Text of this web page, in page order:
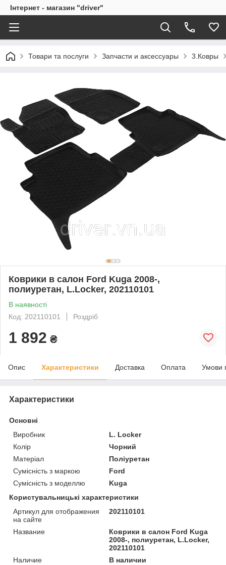
Інтернет - магазин "driver"
Товари та послуги Запчасти и аксессуары 3.Ковры
Коврики в салон Ford Kuga 2008-,
полиуретан, L.Locker, 202110101
В наявності
Код: 202110101
Роздріб
1 892 ₴
Опис Характеристики Доставка Оплата Умови
Характеристики
Основні
Виробник
L. Locker
Колір
Чорний
Матеріал
Поліуретан
Сумісність з маркою
Ford
Сумісність з моделлю
Kuga
Користувальницькі характеристики
Артикул для отображения
на сайте
202110101
Название
Коврики в салон Ford Kuga
2008-, полиуретан, L.Locker,
202110101
Наличие
В наличии